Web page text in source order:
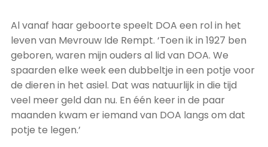
Al vanaf haar geboorte speelt DOA een rol in het
leven van Mevrouw Ide Rempt. ‘Toen ik in 1927 ben
geboren, waren mijn ouders al lid van DOA. We
spaarden elke week een dubbeltje in een potje voor
de dieren in het asiel. Dat was natuurlijk in die tijd
veel meer geld dan nu. En één keer in de paar
maanden kwam er iemand van DOA langs om dat
potje te legen.’